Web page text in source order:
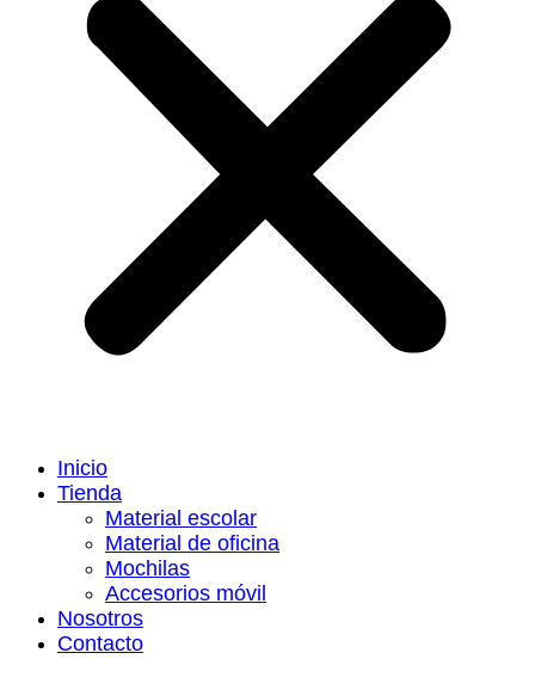
Inicio
Tienda
Material escolar
Material de oficina
Mochilas
Accesorios móvil
Nosotros
Contacto